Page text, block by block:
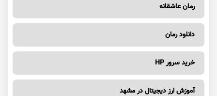
رمان عاشقانه
دانلود رمان
خرید سرور HP
آموزش ارز دیجیتال در مشهد